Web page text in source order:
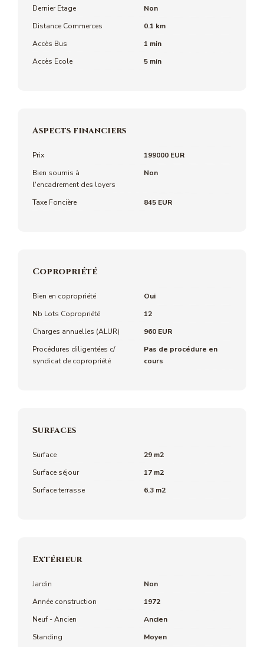
Dernier Etage
Non
Distance Commerces
0.1 km
Accès Bus
1 min
Accès Ecole
5 min
Aspects financiers
Prix
199000 EUR
Bien soumis à
l'encadrement des loyers
Non
Taxe Foncière 845 EUR
Copropriété
Bien en copropriété
Oui
Nb Lots Copropriété
12
Charges annuelles (ALUR)
960 EUR
Procédures diligentées c/
syndicat de copropriété
Pas de procédure en
cours
Surfaces
Surface
29 m2
Surface séjour
17 m2
Surface terrasse
6.3 m2
Extérieur
Jardin
Non
Année construction
1972
Neuf - Ancien
Ancien
Standing
Moyen